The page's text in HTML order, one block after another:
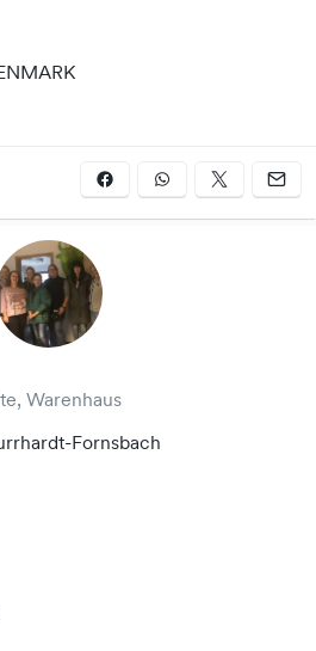
Warenhaus
Fornsbach